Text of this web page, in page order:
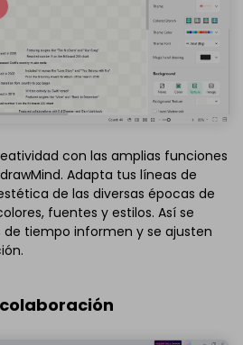
con las amplias funciones
Adapta tus líneas de
de las diversas épocas de
fuentes y estilos. Así se
de tiempo informen y se ajusten